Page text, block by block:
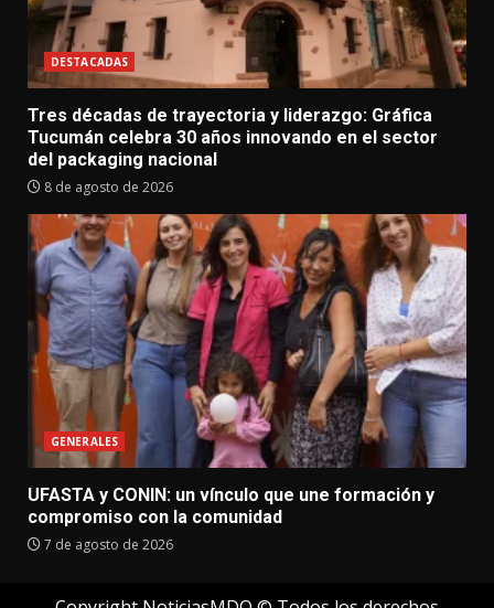
DESTACADAS
Tres décadas de trayectoria y liderazgo: Gráfica
Tucumán celebra 30 años innovando en el sector
del packaging nacional
8 de agosto de 2026
GENERALES
UFASTA y CONIN: un vínculo que une formación y
compromiso con la comunidad
7 de agosto de 2026